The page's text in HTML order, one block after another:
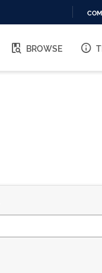
BROWSE